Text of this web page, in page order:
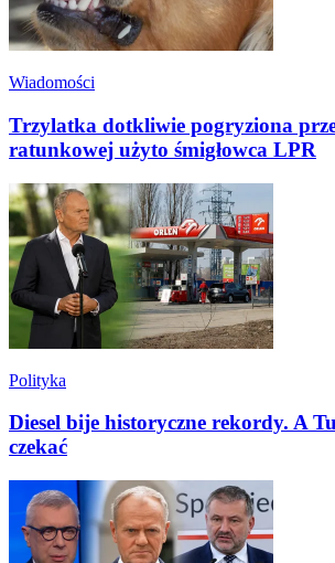
Wiadomości
Trzylatka dotkliwie pogryziona
ratunkowej użyto śmigłowca LPR
Polityka
Diesel bije historyczne rekordy. A
czekać